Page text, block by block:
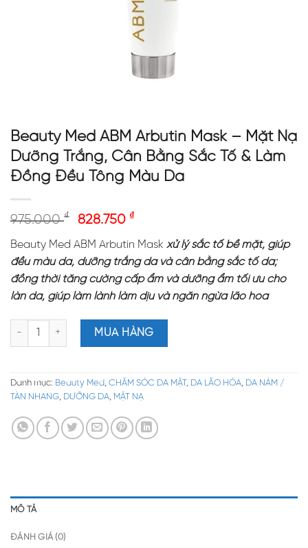
Beauty Med ABM Arbutin Mask – Mặt Nạ
Dưỡng Trắng, Cân Bằng Sắc Tố & Làm
Đồng Đều Tông Màu Da
975.000₫ 828.750 ₫
Beauty Med ABM Arbutin Mask xử lý sắc tố bề mặt, giúp
đều màu da, dưỡng trắng da và cân bằng sắc tố da;
đồng thời tăng cường cấp ẩm và dưỡng ẩm tối ưu cho
làn da, giúp làm lành làm dịu và ngăn ngừa lão hóa
Beauty Med ABM Arbutin Mask – Mặt Nạ Dưỡng Trắng, Cân
MUA HÀNG
Danh mục: Beauty Med, CHĂM SÓC DA MẶT, DA LÃO HÓA, DA NÁM /
TÀN NHANG, DƯỠNG DA, MẶT NẠ
MÔ TẢ
ĐÁNH GIÁ (0)